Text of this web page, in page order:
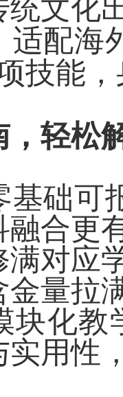
统文化
适配海
技能
，轻松
基础可
融合更
满对应
量拉
块化教
实用性